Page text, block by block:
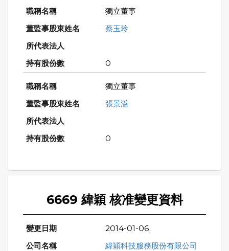
獨立董事
蔡玉玲
0
獨立董事
張景溢
0
6669 緯穎 核准變更資料
2014-01-06
緯穎科技服務股份有限公司